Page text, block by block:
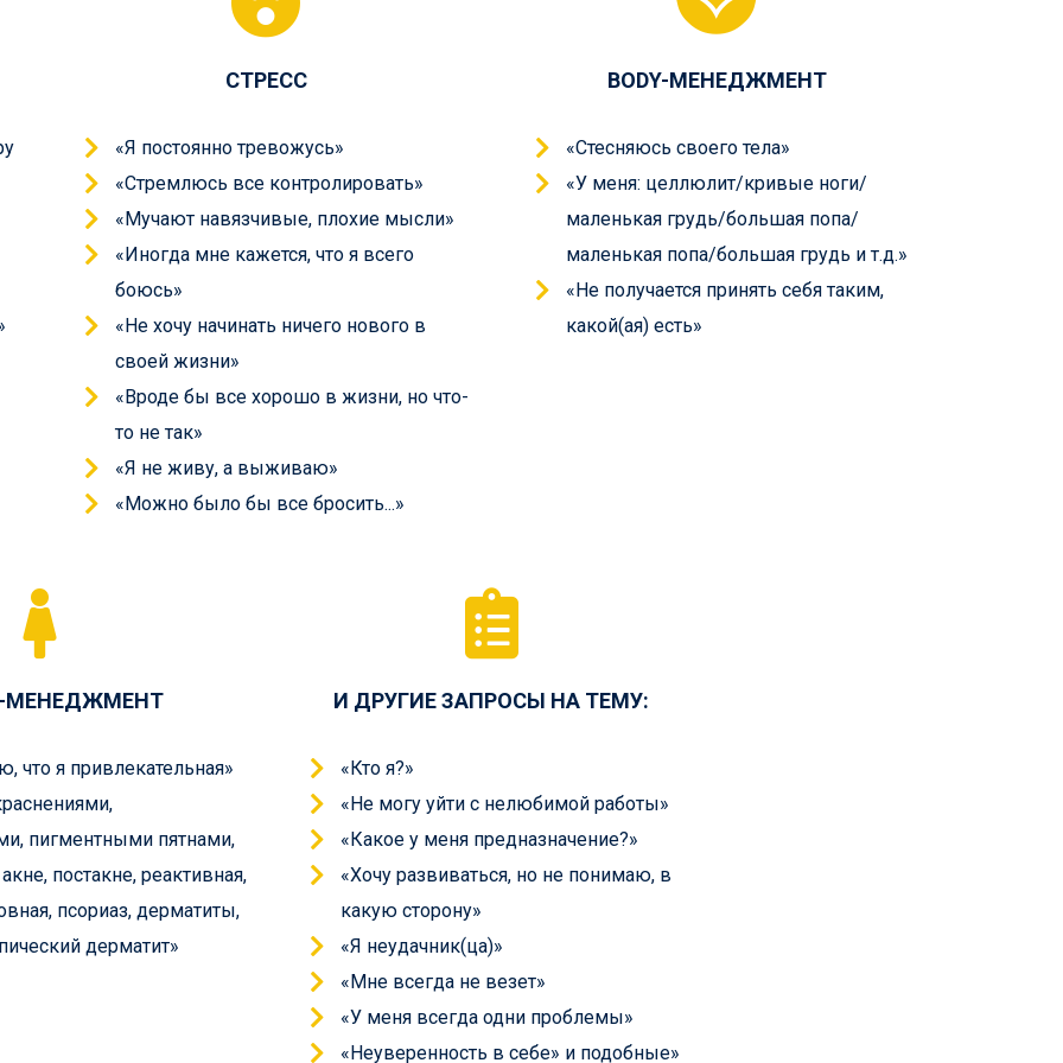
СТРЕСС
«Я постоянно тревожусь»
«Стремлюсь все контролировать»
«Мучают навязчивые, плохие мысли»
«Иногда мне кажется, что я всего
боюсь»
«Не хочу начинать ничего нового в
своей жизни»
«Вроде бы все хорошо в жизни, но что-
то не так»
«Я не живу, а выживаю»
«Можно было бы все бросить...»
BODY-МЕНЕДЖМЕНТ
«Стесняюсь своего тела»
«У меня: целлюлит/кривые ноги/
маленькая грудь/большая попа/
маленькая попа/большая грудь и т.д.»
«Не получается принять себя таким,
какой(ая) есть»
МЕНЕДЖМЕНТ
что я привлекательная»
пигментными пятнами,
постакне, реактивная,
псориаз, дерматиты,
дерматит»
И ДРУГИЕ ЗАПРОСЫ НА ТЕМУ:
«Кто я?»
«Не могу уйти с нелюбимой работы»
«Какое у меня предназначение?»
«Хочу развиваться, но не понимаю, в
какую сторону»
«Я неудачник(ца)»
«Мне всегда не везет»
«У меня всегда одни проблемы»
«Неуверенность в себе» и подобные»